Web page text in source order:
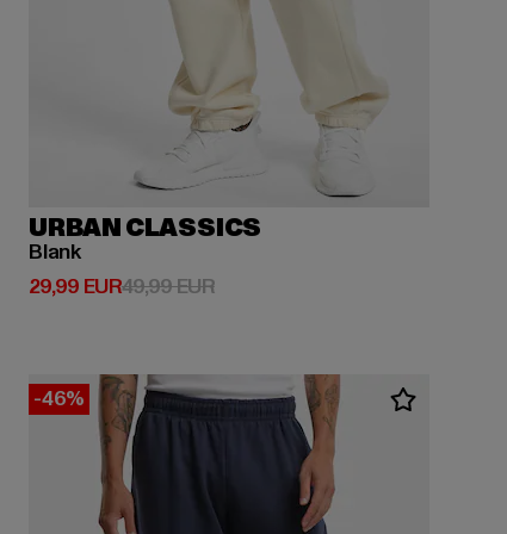
URBAN CLASSICS
Blank
29,99 EUR
Derzeitiger Preis: 29,99 EUR
49,99 EURAktionspreis: 49,99 EUR
-46%